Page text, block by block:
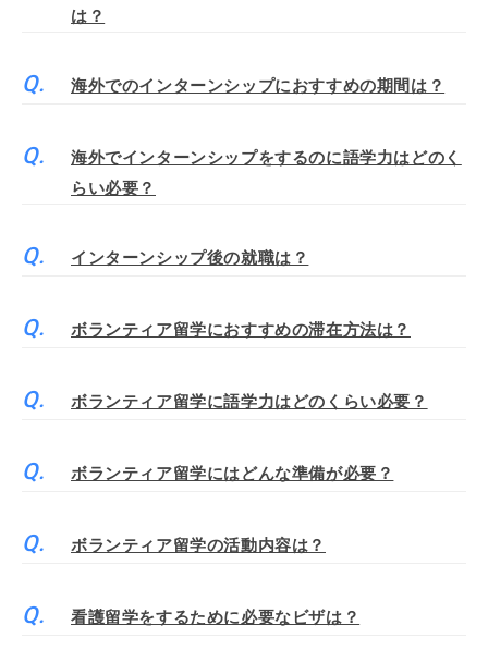
は？
海外でのインターンシップにおすすめの期間は？
海外でインターンシップをするのに語学力はどのく
らい必要？
インターンシップ後の就職は？
ボランティア留学におすすめの滞在方法は？
ボランティア留学に語学力はどのくらい必要？
ボランティア留学にはどんな準備が必要？
ボランティア留学の活動内容は？
看護留学をするために必要なビザは？